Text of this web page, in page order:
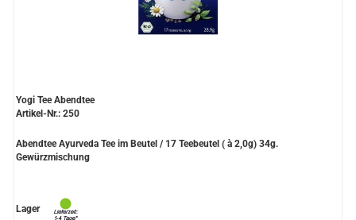
Yogi Tee Abendtee
Artikel-Nr.: 250
Abendtee Ayurveda Tee im Beutel / 17 Teebeutel ( à 2,0g) 34g.
Gewürzmischung
Lager